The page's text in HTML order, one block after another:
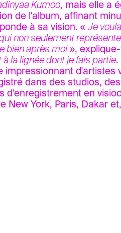
Kumoo, mais elle a
de l'album, affinant
à sa vision. «Je
non seulement
bien après moi »,
la lignée dont je fais partie.
impressionnant d'artistes
dans des studios,
d'enregistrement en
New York, Paris, Dakar